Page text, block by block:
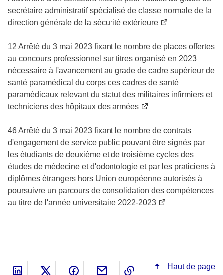
secrétaire administratif spécialisé de classe normale de la
direction générale de la sécurité extérieure
12 Arrêté du 3 mai 2023 fixant le nombre de places offertes
au concours professionnel sur titres organisé en 2023
nécessaire à l'avancement au grade de cadre supérieur de
santé paramédical du corps des cadres de santé
paramédicaux relevant du statut des militaires infirmiers et
techniciens des hôpitaux des armées
46Arrêté du 3 mai 2023 fixant le nombre de contrats
d'engagement de service public pouvant être signés par
les étudiants de deuxième et de troisième cycles des
études de médecine et d'odontologie et par les praticiens à
diplômes étrangers hors Union européenne autorisés à
poursuivre un parcours de consolidation des compétences
au titre de l'année universitaire 2022-2023
Partager sur Linked In - nouvelle fenêtre
Partager sur X - nouvelle fenêtre
Partager sur Facebook - nouvelle
Partager par email - nouvelle
Copier le lien dans le
Haut de page